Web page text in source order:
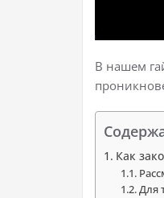
В нашем
Как
Для